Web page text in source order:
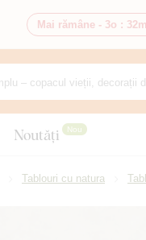
Mai rămâne - 3o : 32m
Noutăți Nou
Tablouri cu natura